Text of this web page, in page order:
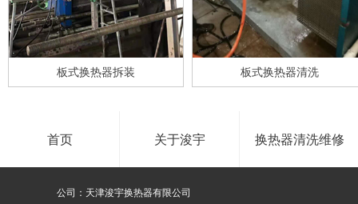
板式换热器拆装 板式换热器清洗
公司：天津浚宇换热器有限公司
首页 关于浚宇 换热器清洗维修